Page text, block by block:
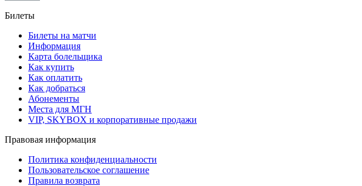
Билеты
Билеты на матчи
Информация
Карта болельщика
Как купить
Как оплатить
Как добраться
Абонементы
Места для МГН
VIP, SKYBOX и корпоративные продажи
Правовая информация
Политика конфиденциальности
Пользовательское соглашение
Правила возврата